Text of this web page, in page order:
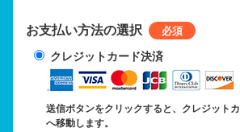
お支払い方法の選択
クレジットカード決済
送信ボタンをクリックすると、クレジット
へ移動します。